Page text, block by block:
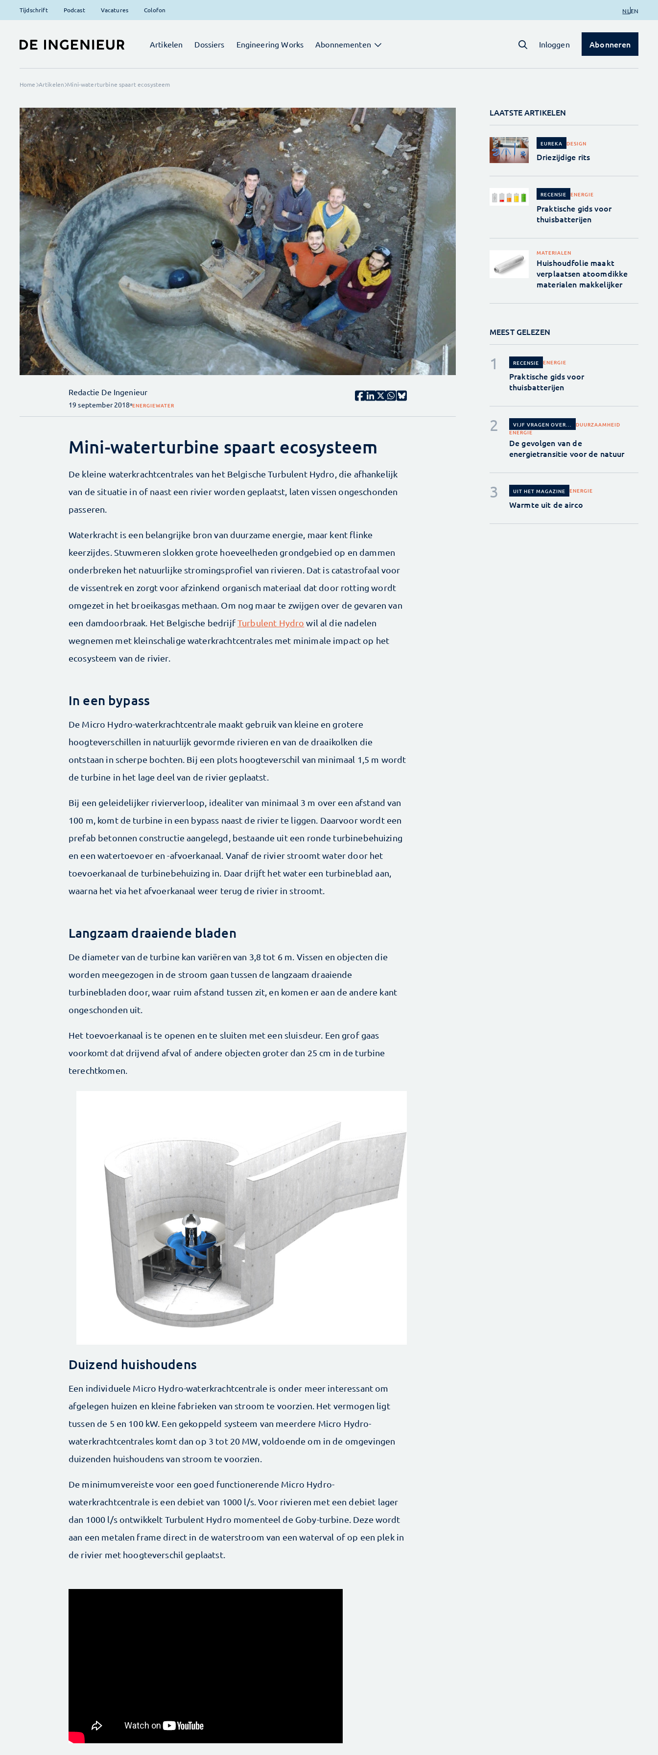
Tijdschrift Podcast Vacatures Colofon NL EN
Artikelen Dossiers Engineering Works Abonnementen Inloggen Abonneren
Home Artikelen Mini-waterturbine spaart ecosysteem
Redactie De Ingenieur
19 september 2018 ENERGIEWATER
Mini-waterturbine spaart ecosysteem
De kleine waterkrachtcentrales van het Belgische Turbulent Hydro, die afhankelijk
van de situatie in of naast een rivier worden geplaatst, laten vissen ongeschonden
passeren.
Waterkracht is een belangrijke bron van duurzame energie, maar kent flinke
keerzijdes. Stuwmeren slokken grote hoeveelheden grondgebied op en dammen
onderbreken het natuurlijke stromingsprofiel van rivieren. Dat is ­catastrofaal voor
de vissentrek en zorgt voor afzinkend organisch materiaal dat door rotting wordt
omgezet in het broeikasgas methaan. Om nog maar te zwijgen over de gevaren van
een damdoorbraak. Het Belgische bedrijfTurbulent Hydro wil al die nadelen
wegnemen met kleinschalige waterkrachtcentrales met minimale impact op het
ecosysteem van de rivier.
In een bypass
De Micro Hydro-waterkrachtcentrale maakt gebruik van kleine en grotere
hoogteverschillen in natuurlijk gevormde rivieren en van de draaikolken die
ontstaan in scherpe bochten. Bij een plots hoogteverschil van minimaal 1,5 m wordt
de turbine in het lage deel van de rivier geplaatst.
Bij een geleidelijker rivierverloop, idealiter van minimaal 3 m over een afstand van
100 m, komt de turbine in een bypass naast de rivier te liggen. Daarvoor wordt een
prefab ­betonnen constructie aangelegd, bestaande uit een ronde turbinebehuizing
en een watertoevoer en -afvoerkanaal. ­Vanaf de rivier stroomt water door het
toevoer­kanaal de turbinebehuizing in. Daar drijft het water een turbineblad aan,
waarna het via het afvoer­kanaal weer terug de rivier in stroomt.
Langzaam draaiende bladen
De diameter van de turbine kan variëren van 3,8 tot 6 m. Vissen en objecten die
worden meegezogen in de stroom gaan tussen de langzaam draaiende
turbinebladen door, waar ruim afstand tussen zit, en komen er aan de andere kant
ongeschonden uit.
Het toevoer­kanaal is te openen en te sluiten met een sluisdeur. Een grof gaas
voorkomt dat drijvend afval of andere objecten groter dan 25 cm in de turbine
terechtkomen.
Duizend huishoudens
Een individuele Micro Hydro-waterkrachtcentrale is onder meer interessant om
afgelegen huizen en kleine ­fabrieken van stroom te voorzien. Het vermogen ligt
tussen de 5 en 100 kW. Een gekoppeld systeem van meerdere Micro Hydro-
waterkrachtcentrales komt dan op 3 tot 20 MW, voldoende om in de omgevingen
duizenden huishoudens van stroom te voorzien.
De minimumvereiste voor een goed functionerende Micro Hydro-
waterkrachtcentrale is een debiet van 1000 l/s. Voor rivieren met een debiet lager
dan 1000 l/s ontwikkelt Turbulent Hydro momenteel de Goby-turbine. Deze wordt
aan een metalen frame direct in de waterstroom van een waterval of op een plek in
de ­rivier met hoogteverschil geplaatst.
LAATSTE ARTIKELEN
EUREKA DESIGN
Driezijdige rits
RECENSIE ENERGIE
Praktische gids voor
thuisbatterijen
MATERIALEN
Huishoudfolie maakt
verplaatsen atoomdikke
materialen makkelijker
MEEST GELEZEN
RECENSIE ENERGIE
Praktische gids voor
thuisbatterijen
VIJF VRAGEN OVER...
DUURZAAMHEID
ENERGIE
De gevolgen van de
energietransitie voor de natuur
UIT HET MAGAZINE ENERGIE
Warmte uit de airco